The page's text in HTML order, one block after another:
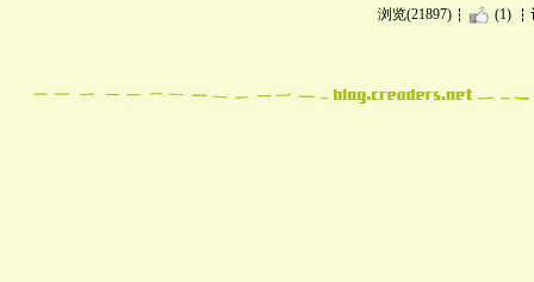
浏览(21897) (1)